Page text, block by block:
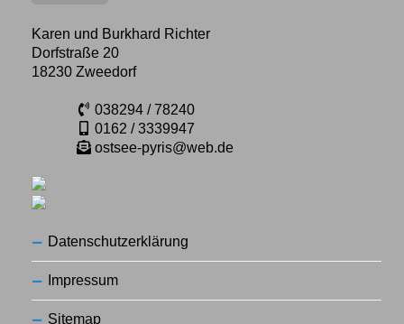
Karen und Burkhard Richter
Dorfstraße 20
18230 Zweedorf
038294 / 78240
0162 / 3339947
ostsee-pyris@web.de
Datenschutzerklärung
Impressum
Sitemap